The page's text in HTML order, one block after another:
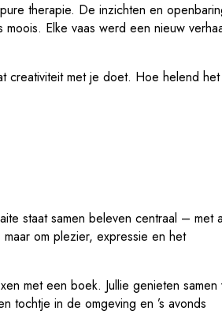
therapie. De inzichten en
Elke vaas werd een nieuw
creativiteit met je doet. Hoe helend het
staat samen beleven centraal – met
om plezier, expressie en het
met een boek. Jullie genieten samen
tochtje in de omgeving en ’s avonds